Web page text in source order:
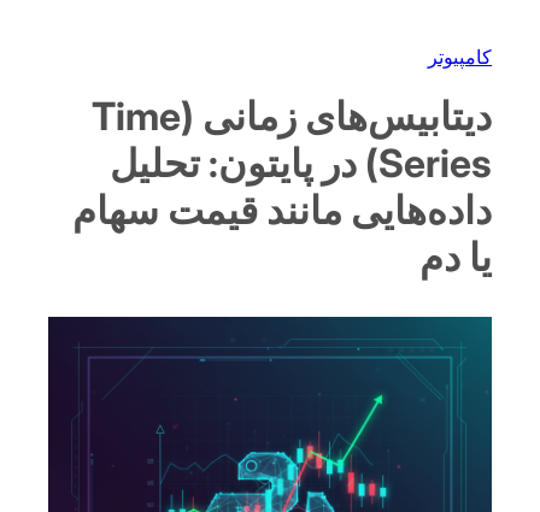
کامپیوتر
دیتابیس‌های زمانی (Time
Series) در پایتون: تحلیل
داده‌هایی مانند قیمت سهام
یا دم